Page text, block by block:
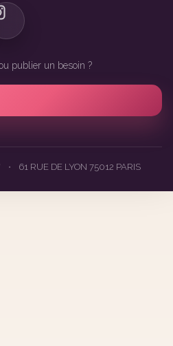
publier un besoin ?
• 61 RUE DE LYON 75012 PARIS